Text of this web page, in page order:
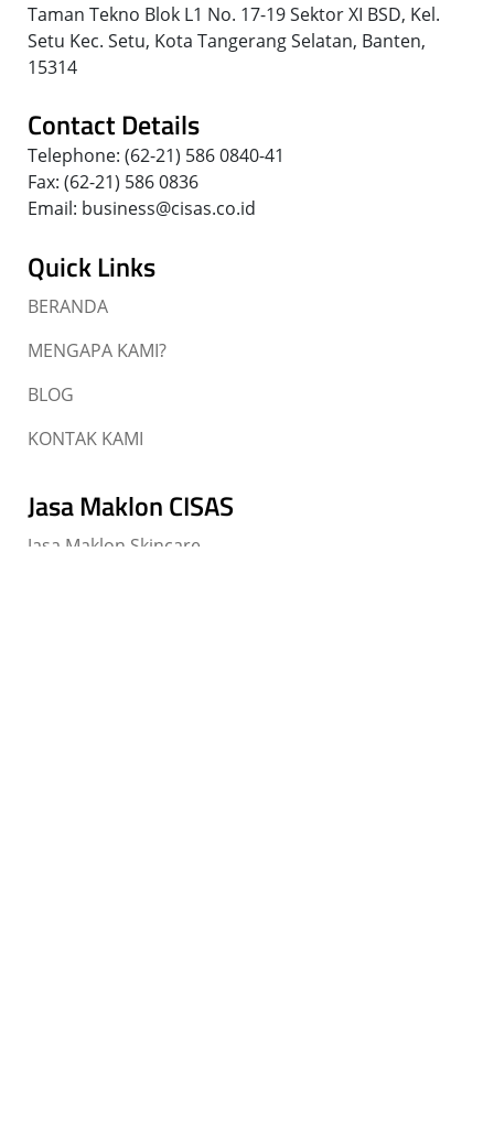
Taman Tekno Blok L1 No. 17-19 Sektor XI BSD, Kel.
Setu Kec. Setu, Kota Tangerang Selatan, Banten,
15314
Contact Details
Telephone: (62-21) 586 0840-41
Fax: (62-21) 586 0836
Email: business@cisas.co.id
Quick Links
BERANDA
MENGAPA KAMI?
BLOG
KONTAK KAMI
Jasa Maklon CISAS
Jasa Maklon Skincare